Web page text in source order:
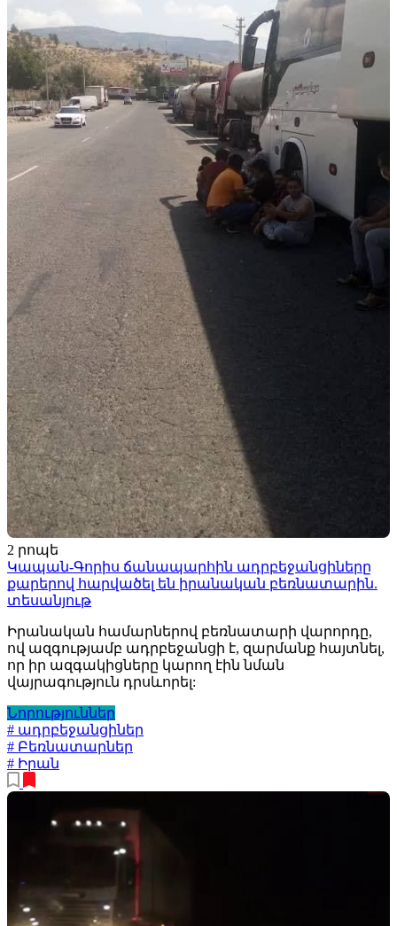
2 րոպե
Կապան-Գորիս ճանապարհին ադրբեջանցիները
քարերով հարվածել են իրանական բեռնատարին.
տեսանյութ
Իրանական համարներով բեռնատարի վարորդը,
ով ազգությամբ ադրբեջանցի է, զարմանք հայտնել,
որ իր ազգակիցները կարող էին նման
վայրագություն դրսևորել:
Նորություններ
# ադրբեջանցիներ
# Բեռնատարներ
# Իրան